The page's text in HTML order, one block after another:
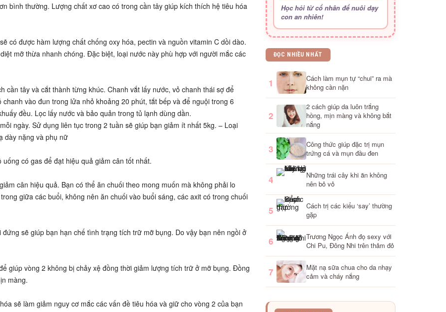
bình thường. Lượng chất xơ cao có trong cần tây giúp kích thích hệ tiêu hóa
có được hàm lượng chất chống oxy hóa, pectin và nguồn vitamin C dồi dào.
mỡ thừa nhanh chóng. Đặc biệt, loại nước này phù hợp với người mắc các
cần tây và cắt thành từng khúc. Chanh vắt lấy nước, vỏ chanh thái sợ để
vào đun trong lửa nhỏ khoảng 20 phút, tắt bếp và để nguội trong 6
đều. Lọc lấy nước và bảo quản trong tủ lạnh dùng dần.
ngày. Sử dụng liên tục trong 2 tuần sẽ giúp bạn giảm ít nhất 5kg. – Loại
dày nặng và phụ nữ
có gas để đạt hiệu quả giảm cân tốt nhất.
cân hiệu quả. Bạn có thể ăn chuối theo mong muốn mà không phải lo
giữa các buổi, không nên ăn chuối vào buổi sáng, các axit có trong chuối
sẽ giúp bạn hạn chế tình trạng tích trữ mỡ bụng. Do vậy bạn nên ngồi ở
giúp vòng 2 không bị chảy xệ đồng thời giảm lượng tích trữ ở mỡ bụng. Đồng
màng.
sẽ làm giảm nguy cơ mắc các vấn đề tiêu hóa và giữ cho vòng 2 của bạn
Học hỏi từ cổ nhân để nuôi dạy
con an nhiên!
ĐỌC NHIỀU NHẤT
1
Cách làm mụn tự “chui” ra mà
không cần nặn
2
2 cách giúp da luôn trắng
hồng, mịn màng và không bắt
nắng
3
Công thức giúp đặc trị mụn
trứng cá và mụn đầu đen
4
Những trái cây khi ăn không
nên bỏ vỏ
5
Cách trị các kiểu ‘say’ thường
gặp
6
Trương Ngọc Ánh đọ sexy với
Chi Pu, Đông Nhi trên thảm đỏ
7
Mặt nạ sữa chua cho da nhạy
cảm và cháy nắng